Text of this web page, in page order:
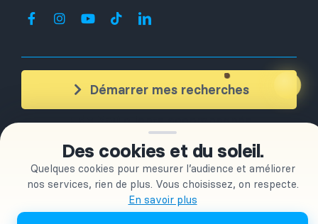
Des cookies et du soleil.
Quelques cookies pour mesurer l’audience et améliorer
nos services, rien de plus. Vous choisissez, on respecte.
En savoir plus
Démarrer mes recherches
+ de 350clients accompagnés
OLESPAINEASY S.L| © Copyright 2026 |Conditions générales
d’utilisation | Confidentialité|Conditions Générales de Vente